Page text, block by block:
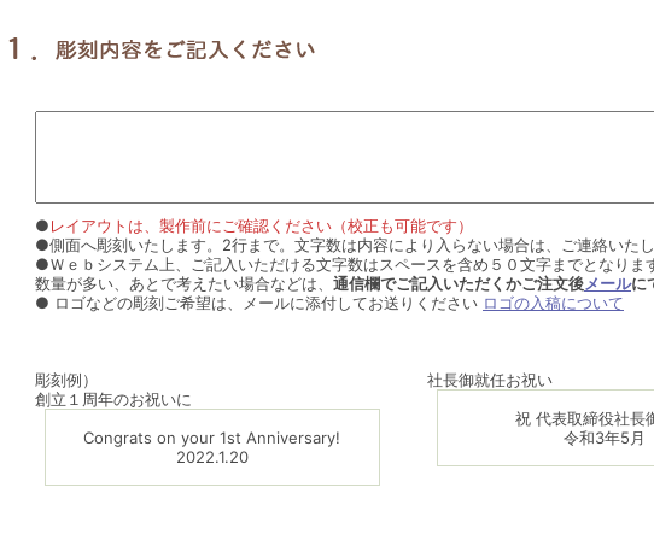
●レイアウトは、製作前にご確認ください（校正も可能です）
●側面へ彫刻いたします。2行まで。文字数は内容により入らない場合は、ご連絡いた
●Ｗｅｂシステム上、ご記入いただける文字数はスペースを含め５０文字までとなりま
数量が多い、あとで考えたい場合などは、 通信欄でご記入いただくかご注文後メールに
● ロゴなどの彫刻ご希望は、メールに添付してお送りください ロゴの入稿について
彫刻例）
創立１周年のお祝いに
Congrats on your 1st Anniversary!
2022.1.20
社長御就任お祝い
祝 代表取締役社長
令和3年5月